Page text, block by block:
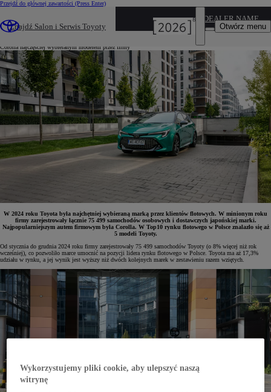
Przejdź do głównej zawartości (Press Enter)
Znajdź Salon i Serwis Toyoty
DEALER NAME
Otwórz menu
Toyota zdominowała rynek flotowy w 2024 roku
Corolla najczęściej wybieranym modelem przez firmy
W 2024 roku Toyota była najchętniej wybieraną marką przez klientów flotowych. W minionym roku
firmy zarejestrowały łącznie 75 499 samochodów osobowych i dostawczych japońskiej marki.
Najpopularniejszym autem firmowym była Corolla. W Top10 rynku flotowego w Polsce znalazło się aż
5 modeli Toyoty.
Od stycznia do grudnia 2024 roku firmy zarejestrowały 75 499 samochodów Toyoty (o 8% więcej niż rok
wcześniej), co pozwoliło marce umocnić na pozycji lidera rynku flotowego w Polsce. Toyota ma aż 17,3%
udziału w rynku, a jej wynik jest wyższy niż dwóch kolejnych marek w zestawieniu razem wziętych.
Wykorzystujemy pliki cookie, aby ulepszyć naszą
witrynę